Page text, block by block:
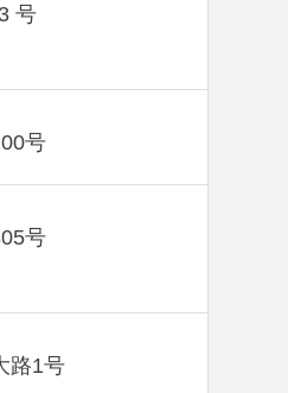
号
号
号
路1号